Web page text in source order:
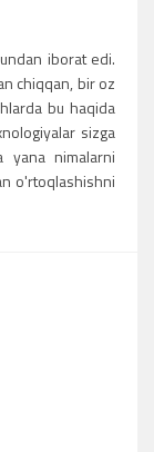
iborat edi.
chiqqan, bir oz
bu haqida
sizga
yana nimalarni
o'rtoqlashishni